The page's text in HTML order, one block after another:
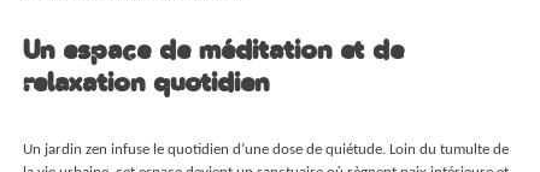
Un espace de méditation et de
relaxation quotidien
Un jardin zen infuse le quotidien d’une dose de quiétude. Loin du tumulte de